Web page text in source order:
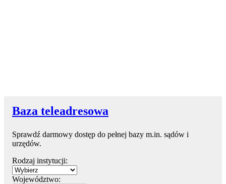
Baza teleadresowa
Sprawdź darmowy dostęp do pełnej bazy m.in. sądów i
urzędów.
Rodzaj instytucji:
Województwo: